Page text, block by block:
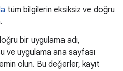
tüm bilgilerin eksiksiz ve doğru
bir uygulama adı,
ve uygulama ana sayfası
olun. Bu değerler, kayıt